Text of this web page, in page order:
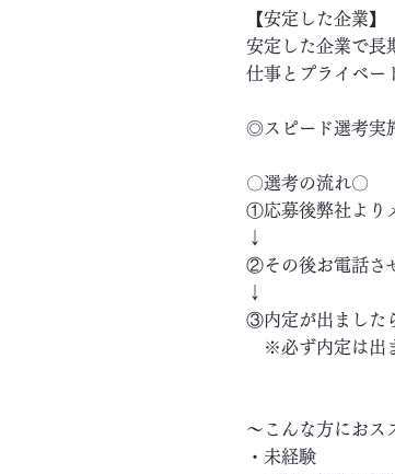
【安定した企業】
安定した企業で長
仕事とプライベー
◎スピード選考実
〇選考の流れ〇
①応募後弊社より
↓
②その後お電話さ
↓
③内定が出ました
※必ず内定は出
～こんな方におス
・未経験